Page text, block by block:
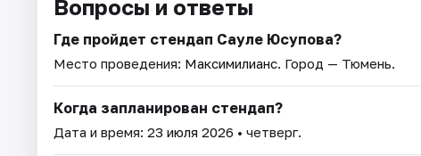
Вопросы и ответы
Где пройдет стендап Сауле Юсупова?
Место проведения: Максимилианс. Город — Тюмень.
Когда запланирован стендап?
Дата и время: 23 июля 2026 • четверг.